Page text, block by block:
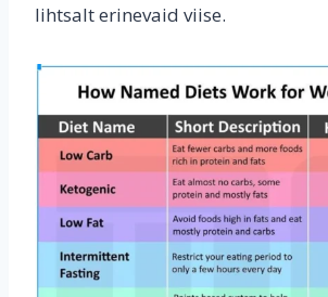
lihtsalt erinevaid viise.